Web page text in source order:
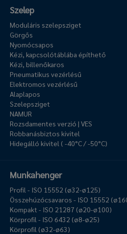
Szelep
Moduláris szelepsziget
Görgős
Nyomócsapos
Kézi, kapcsolótáblába építhető
Kézi, billenőkaros
Pneumatikus vezérlésű
Elektromos vezérlésű
Alaplapos
Szelepsziget
NAMUR
Rozsdamentes verzió | VES
Robbanásbiztos kivitel
Hidegálló kivitel ( -40°C / -50°C)
Munkahenger
Profil - ISO 15552 (ø32-ø125)
Összehúzócsavaros - ISO 15552
Kompakt - ISO 21287 (ø20-ø100)
Körprofil - ISO 6432 (ø8-ø25)
Körprofil (ø32-ø63)